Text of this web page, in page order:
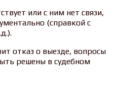
или с ним нет связи,
(справкой с
отказ о выезде, вопросы
решены в судебном